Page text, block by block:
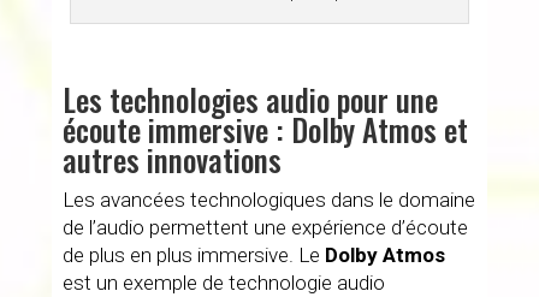
Les technologies audio pour une
écoute immersive : Dolby Atmos et
autres innovations
Les avancées technologiques dans le domaine
de l’audio permettent une expérience d’écoute
de plus en plus immersive. Le Dolby Atmos
est un exemple de technologie audio